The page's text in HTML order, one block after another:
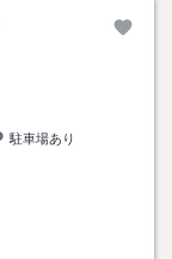
駐車場あり